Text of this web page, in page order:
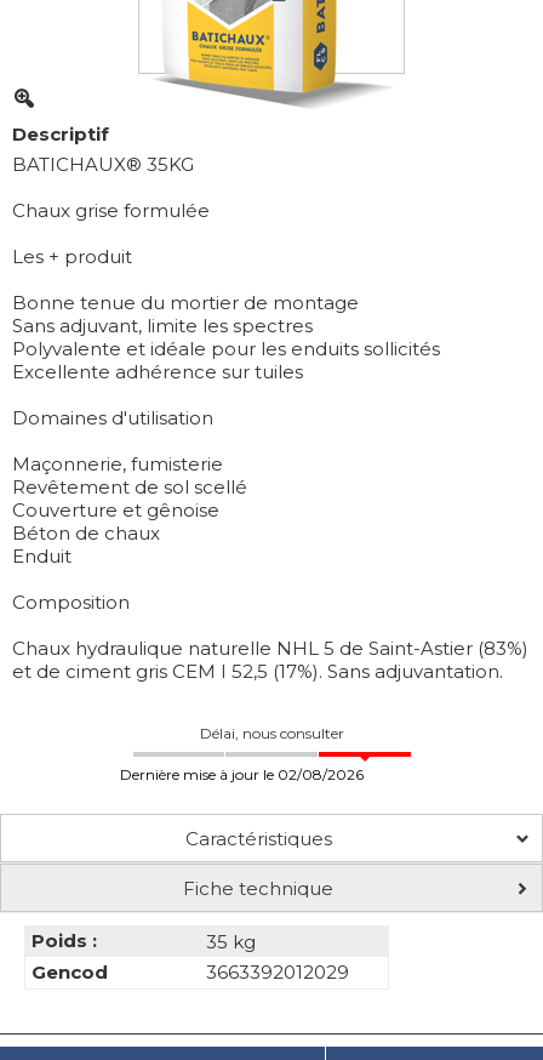
Descriptif
BATICHAUX® 35KG
Chaux grise formulée
Les + produit
Bonne tenue du mortier de montage
Sans adjuvant, limite les spectres
Polyvalente et idéale pour les enduits sollicités
Excellente adhérence sur tuiles
Domaines d'utilisation
Maçonnerie, fumisterie
Revêtement de sol scellé
Couverture et gênoise
Béton de chaux
Enduit
Composition
Chaux hydraulique naturelle NHL 5 de Saint-Astier (83%)
et de ciment gris CEM I 52,5 (17%). Sans adjuvantation.
Délai, nous consulter
Dernière mise à jour le 02/08/2026
Caractéristiques
Fiche technique
Poids :
35 kg
Gencod
3663392012029